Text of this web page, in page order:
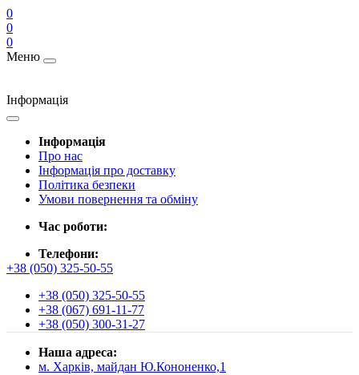
0
0
0
Меню
Інформація
Інформація
Про нас
Інформація про доставку
Політика безпеки
Умови повернення та обміну
Час роботи:
Телефони:
+38 (050) 325-50-55
+38 (050) 325-50-55
+38 (067) 691-11-77
+38 (050) 300-31-27
Наша адреса:
м. Харків, майдан Ю.Кононенко,1